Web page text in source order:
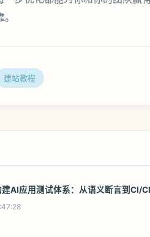
建站教程
AI应用测试体系：从语义断言到CI/